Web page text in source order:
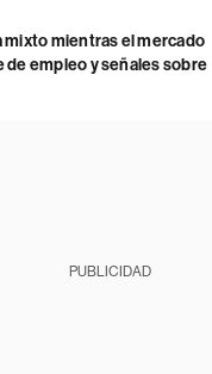
mixto mientras el mercado
de empleo y señales sobre
PUBLICIDAD